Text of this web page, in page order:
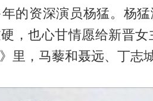
的资深演员杨猛。杨
，也心甘情愿给新晋
里，马藜和聂远、丁志